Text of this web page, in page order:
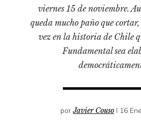
Personajes secundarios
Turismo accidental
viernes 15 de noviembre.
queda mucho paño que
vez en la historia de Chile
Fundamental sea
porJavier Couso I 16